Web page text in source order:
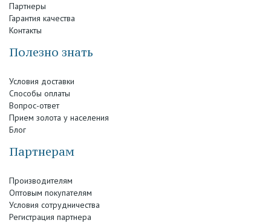
Партнеры
Гарантия качества
Контакты
Полезно знать
Условия доставки
Способы оплаты
Вопрос-ответ
Прием золота у населения
Блог
Партнерам
Производителям
Оптовым покупателям
Условия сотрудничества
Регистрация партнера